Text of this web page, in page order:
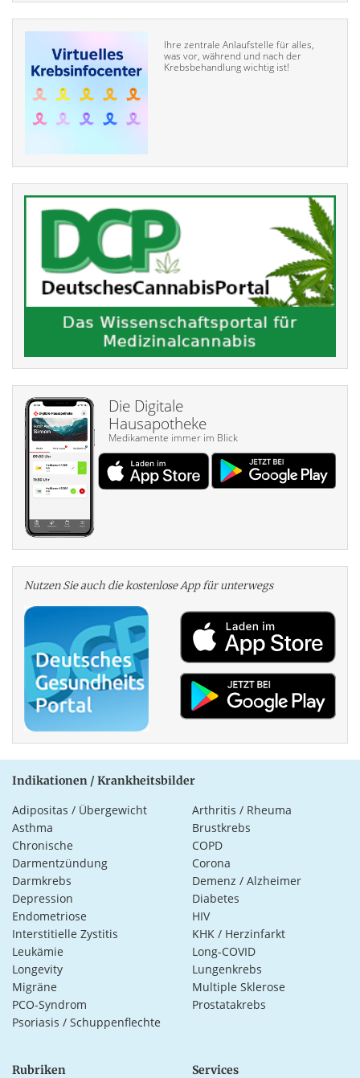
Ihre zentrale Anlaufstelle für alles,
was vor, während und nach der
Krebsbehandlung wichtig ist!
Die Digitale
Hausapotheke
Medikamente immer im Blick
Nutzen Sie auch die kosten­lose App für unterwegs
Indikationen / Krankheitsbilder
Adipositas / Übergewicht
Arthritis / Rheuma
Asthma
Brustkrebs
Chronische
Darmentzündung
COPD
Corona
Darmkrebs
Demenz / Alzheimer
Depression
Diabetes
Endometriose
HIV
Interstitielle Zystitis
KHK / Herzinfarkt
Leukämie
Long-COVID
Longevity
Lungenkrebs
Migräne
Multiple Sklerose
PCO-Syndrom
Prostatakrebs
Psoriasis / Schuppenflechte
Rubriken Services